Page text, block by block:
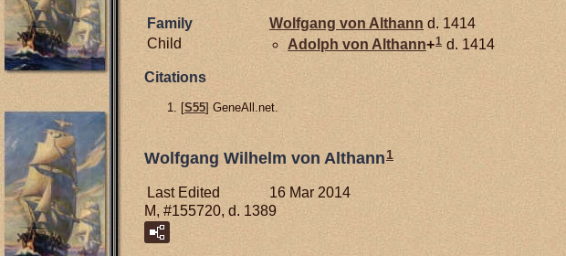
Family Wolfgang von Althann d. 1414
Child
Adolph von Althann+1 d. 1414
Citations
[S55] GeneAll.net.
Wolfgang Wilhelm von Althann 1
Last Edited
16 Mar 2014
M, #155720, d. 1389